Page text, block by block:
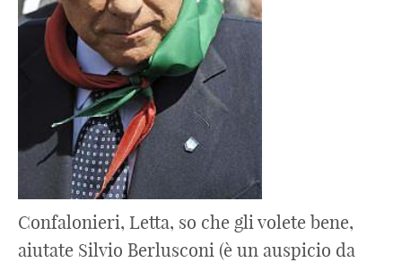
Confalonieri, Letta, so che gli volete bene,
aiutate Silvio Berlusconi (è un auspicio da